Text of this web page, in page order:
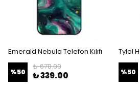
Emerald Nebula Telefon Kılıfı
%50
₺ 678.00
₺ 339.00
Tylol
%50